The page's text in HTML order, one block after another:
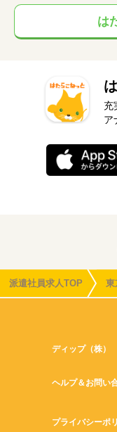
は
充
ア
派遣社員求人TOP 東
ディップ（株）
ヘルプ＆お問い
プライバシーポ